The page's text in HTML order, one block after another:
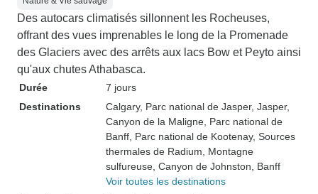
Des autocars climatisés sillonnent les Rocheuses,
offrant des vues imprenables le long de la Promenade
des Glaciers avec des arrêts aux lacs Bow et Peyto ainsi
qu'aux chutes Athabasca.
Durée
7 jours
Destinations
Calgary, Parc national de Jasper, Jasper,
Canyon de la Maligne , Parc national de
Banff , Parc national de Kootenay, Sources
thermales de Radium , Montagne
sulfureuse , Canyon de Johnston , Banff
Voir toutes les destinations